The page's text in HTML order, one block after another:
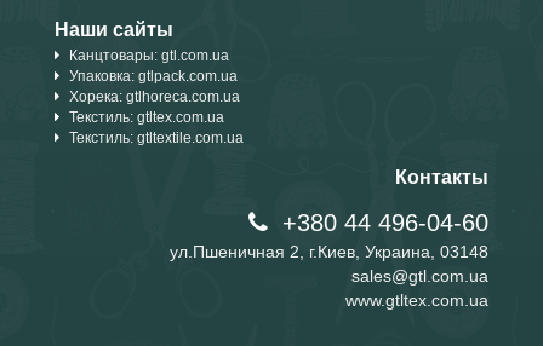
Наши сайты
Канцтовары: gtl.com.ua
Упаковка: gtlpack.com.ua
Хорека: gtlhoreca.com.ua
Текстиль: gtltex.com.ua
Текстиль: gtltextile.com.ua
Контакты
+380 44 496-04-60
ул.Пшеничная 2, г.Киев, Украина, 03148
sales@gtl.com.ua
www.gtltex.com.ua